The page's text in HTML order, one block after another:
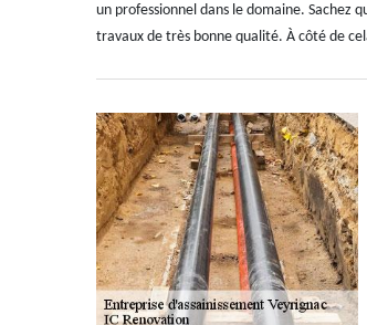
un professionnel dans le domaine. Sachez
travaux de très bonne qualité. À côté de